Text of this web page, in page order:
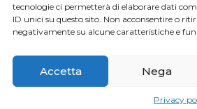
tecnologie ci permetterà di elaborare dati
ID unici su questo sito. Non acconsentire o
negativamente su alcune caratteristiche e
Accetta Nega
Privacy
Raccoglitori di Fine
Linea